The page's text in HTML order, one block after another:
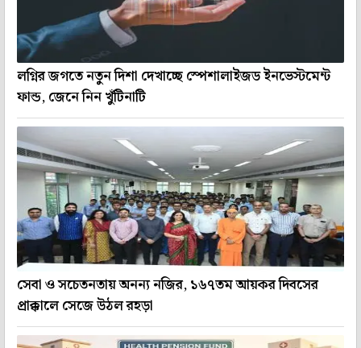
লগ্নির জগতে নতুন দিশা দেখাচ্ছে স্পেশালাইজড ইনভেস্টমেন্ট
ফান্ড, জেনে নিন খুঁটিনাটি
সেবা ও সচেতনতায় অনন্য নজির, ১৬৭তম আয়কর দিবসের
প্রাক্কালে সেজে উঠল রহড়া